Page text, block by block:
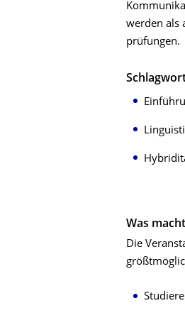
werden als
prüfungen.
Was
Die